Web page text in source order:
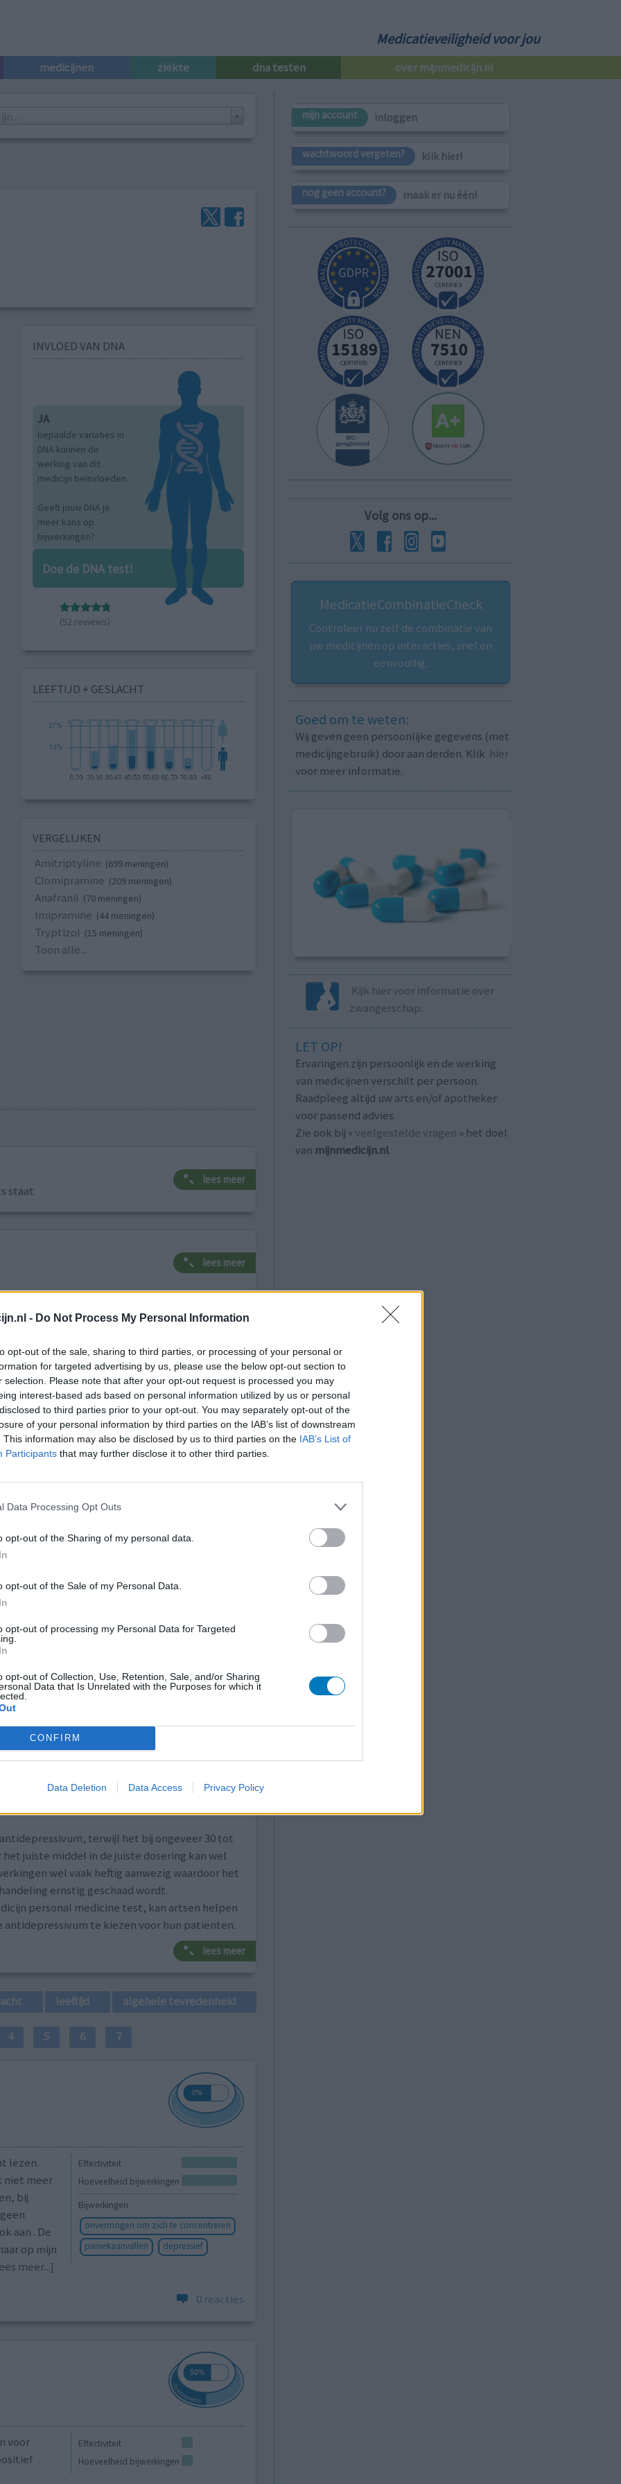
- Do Not Process My Personal Information
opt-out of the sale, sharing to third parties, or processing of your personal or
for targeted advertising by us, please use the below opt-out section to
selection. Please note that after your opt-out request is processed you may
interest-based ads based on personal information utilized by us or personal
to third parties prior to your opt-out. You may separately opt-out of the
of your personal information by third parties on the IAB’s list of downstream
This information may also be disclosed by us to third parties on the IAB’s List of
Participants that may further disclose it to other third parties.
Data Processing Opt Outs
opt-out of the Sharing of my personal data.
opt-out of the Sale of my Personal Data.
opt-out of processing my Personal Data for Targeted
opt-out of Collection, Use, Retention, Sale, and/or Sharing
Data that Is Unrelated with the Purposes for which it
CONFIRM
Data Deletion Data Access Privacy Policy
Medicatieveiligheid voor jou
medicijnen ziekte dna testen over mijnmedicijn.nl
INVLOED VAN DNA
JA
bepaalde variaties in
DNA kunnen de
werking van dit
medicijn beïnvloeden.
Geeft jouw DNA je
meer kans op
bijwerkingen?
Doe de DNA test!
(52 reviews)
LEEFTIJD + GESLACHT
VERGELIJKEN
Amitriptyline (699 meningen)
Clomipramine (209 meningen)
Anafranil (70 meningen)
Imipramine (44 meningen)
Tryptizol (15 meningen)
Toon alle...
staat
lees meer
lees meer
om voorlichting over depressie te
Het subsidiegeld dat het ministerie van
aan kosten voor directie en
Skyhigh betaald, voor de
MHF-voorzitter Bram Bakker een
voor de geestelijke gezondheid in 's
effectief te zijn als een aanvullende
werden verminderd en het effect bleek
aanwijzingen dat omega-3-supplementen
van ADHD. Wat is Omega-3? Omega
De bekendste zijn het plantaardige alfa-
(DHA). De vette vissoorten
belangrijke bronnen. Vissen halen de EPA
het direct uit algen.
Naar volledige artikel
09-2019)
terwijl het bij ongeveer 30 tot
juiste middel in de juiste dosering kan wel
wel vaak heftig aanwezig waardoor het
ernstig geschaad wordt.
personal medicine test, kan artsen helpen
te kiezen voor hun patiënten.
lees meer
leeftijd algehele tevredenheid
4 5 6 7
Effectiviteit
Hoeveelheid bijwerkingen
Bijwerkingen
onvermogen om zich te concentreren
paniekaanvallen
depressief
lezen.
niet meer
bij
aan . De
op mijn
meer...]
0 reacties
Effectiviteit
Hoeveelheid bijwerkingen
voor
mijn account inloggen
wachtwoord vergeten? klik hier!
nog geen account? maak er nu één!
Volg ons op...
MedicatieCombinatieCheck
Controleer nu zelf de combinatie van
uw medicijnen op interacties, snel en
eenvoudig.
Goed om te weten:
Wij geven geen persoonlijke gegevens (met
medicijngebruik) door aan derden. Klik hier
voor meer informatie.
Kijk hier voor informatie over
zwangerschap.
LET OP!
Ervaringen zijn persoonlijk en de werking
van medicijnen verschilt per persoon.
Raadpleeg altijd uw arts en/of apotheker
voor passend advies.
Zie ook bij « veelgestelde vragen » het doel
van mijnmedicijn.nl.